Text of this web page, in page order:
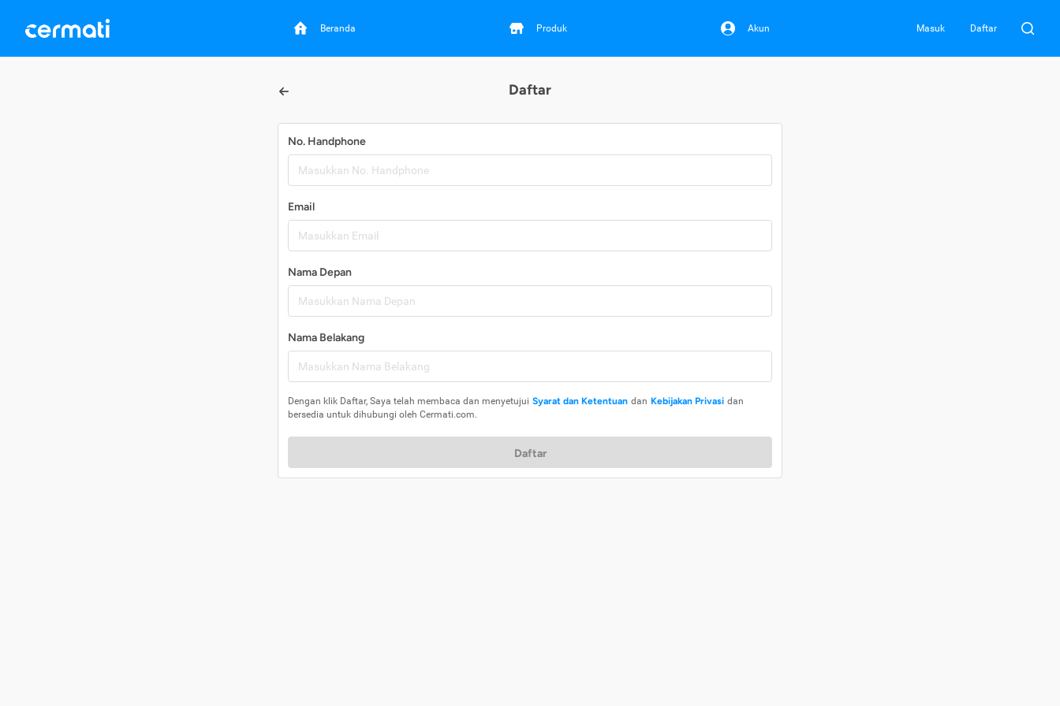
Beranda Produk Akun Masuk Daftar
Daftar
No. Handphone
Email
Nama Depan
Nama Belakang
Dengan klik Daftar, Saya telah membaca dan menyetujui Syarat dan Ketentuan dan Kebijakan Privasi dan
bersedia untuk dihubungi oleh Cermati.com.
Daftar